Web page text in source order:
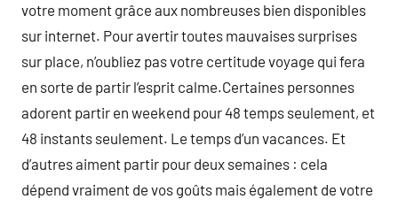
votre moment grâce aux nombreuses bien disponibles
sur internet. Pour avertir toutes mauvaises surprises
sur place, n’oubliez pas votre certitude voyage qui fera
en sorte de partir l’esprit calme.Certaines personnes
adorent partir en weekend pour 48 temps seulement, et
48 instants seulement. Le temps d’un vacances. Et
d’autres aiment partir pour deux semaines : cela
dépend vraiment de vos goûts mais également de votre